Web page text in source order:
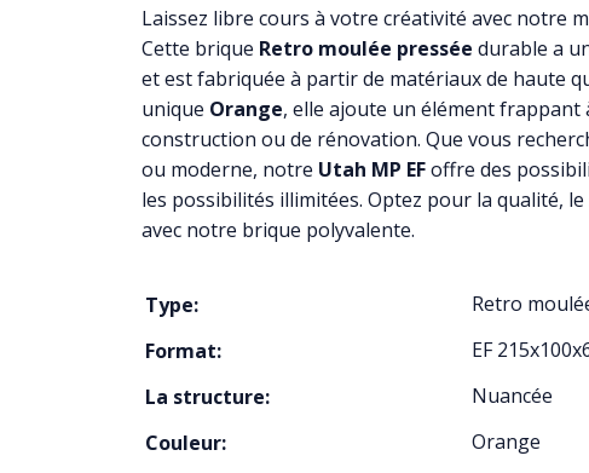
Laissez libre cours à votre créativité avec notre
Cette brique Retro moulée pressée durable a
et est fabriquée à partir de matériaux de haute
unique Orange, elle ajoute un élément frappant
construction ou de rénovation. Que vous
ou moderne, notre Utah MP EFoffre des
les possibilités illimitées. Optez pour la qualité,
avec notre brique polyvalente.
Type:
Retro
Format:
EF
La structure:
Nuancée
Couleur:
Orange